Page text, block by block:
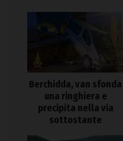
Berchidda, van sfonda
una ringhiera e
precipita nella via
sottostante